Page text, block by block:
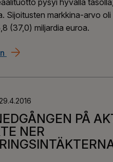
Sijoitusten markkina-arvo oli
(37,0) miljardia euroa.
Osakekurssien lasku
29.4.2016
PÅ
NER